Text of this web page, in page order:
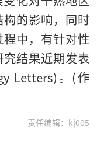
的影响，同时
中，有针对性
结果近期发表
Letters)。(作
责任编辑：kj005